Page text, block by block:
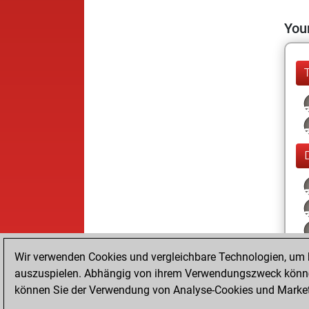
Wir verwenden Cookies und vergleichbare Technologien,
auszuspielen. Abhängig von ihrem Verwendungszweck
können Sie der Verwendung von Analyse-Cookies und